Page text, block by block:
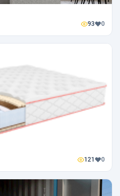
93 0
121 0